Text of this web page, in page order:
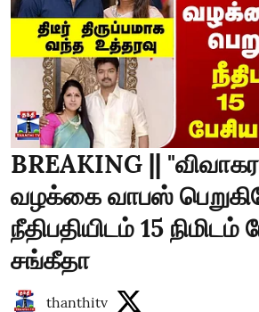
BREAKING ||
வழக்கை வாபஸ்
நீதிபதியிடம் 15 நிமிடம்
சங்கீதா
thanthitv